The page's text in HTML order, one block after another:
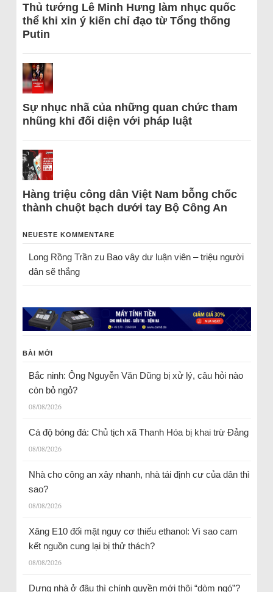
Thủ tướng Lê Minh Hưng làm nhục quốc
thể khi xin ý kiến chỉ đạo từ Tổng thống
Putin
Sự nhục nhã của những quan chức tham
nhũng khi đối diện với pháp luật
Hàng triệu công dân Việt Nam bỗng chốc
thành chuột bạch dưới tay Bộ Công An
NEUESTE KOMMENTARE
Long Rồng Trầnzu Bao vây dư luận viên – triệu người
dân sẽ thắng
BÀI MỚI
Bắc ninh: Ông Nguyễn Văn Dũng bị xử lý, câu hỏi nào
còn bỏ ngỏ?
08/08/2026
Cá độ bóng đá: Chủ tịch xã Thanh Hóa bị khai trừ Đảng
08/08/2026
Nhà cho công an xây nhanh, nhà tái định cư của dân thì
sao?
08/08/2026
Xăng E10 đối mặt nguy cơ thiếu ethanol: Vì sao cam
kết nguồn cung lại bị thử thách?
08/08/2026
Dựng nhà ở đâu thì chính quyền mới thôi “dòm ngó”?